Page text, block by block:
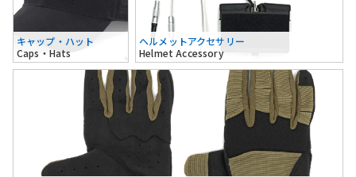
キャップ・ハット
Caps・Hats
ヘルメットアクセサリー
Helmet Accessory